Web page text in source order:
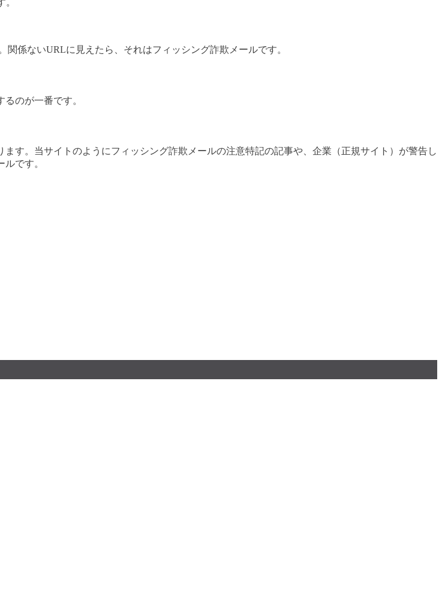
関係ないURLに見えたら、それはフィッシング詐欺メールです。
のが一番です。
す。当サイトのようにフィッシング詐欺メールの注意特記の記事や、企業（正規サイト）が警告し
です。